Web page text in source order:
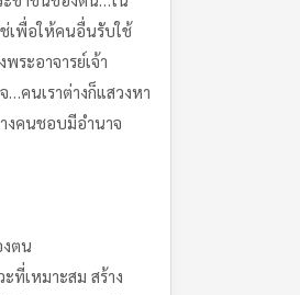
ช่เพื่อให้คนอื่นรับใช้
ระอาจารย์เจ้า
…คนเราต่างก็แสวงหา
งคนชอบมีอำนาจ
ตน
ที่เหมาะสม สร้าง